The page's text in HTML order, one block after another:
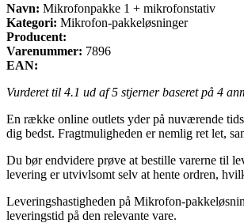
Navn: Mikrofonpakke 1 + mikrofonstativ
Kategori: Mikrofon-pakkeløsninger
Producent:
Varenummer: 7896
EAN:
Vurderet til 4.1 ud af 5 stjerner baseret på 4
En række online outlets yder på nuværende
dig bedst. Fragtmuligheden er nemlig ret let,
Du bør endvidere prøve at bestille varerne til
levering er utvivlsomt selv at hente ordren,
Leveringshastigheden på Mikrofon-
leveringstid på den relevante vare.